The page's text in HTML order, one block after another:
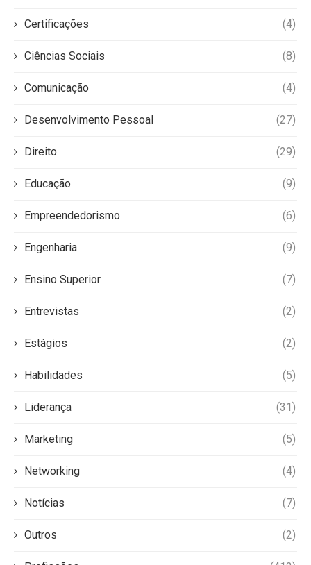
Certificações (4)
Ciências Sociais (8)
Comunicação (4)
Desenvolvimento Pessoal (27)
Direito (29)
Educação (9)
Empreendedorismo (6)
Engenharia (9)
Ensino Superior (7)
Entrevistas (2)
Estágios (2)
Habilidades (5)
Liderança (31)
Marketing (5)
Networking (4)
Notícias (7)
Outros (2)